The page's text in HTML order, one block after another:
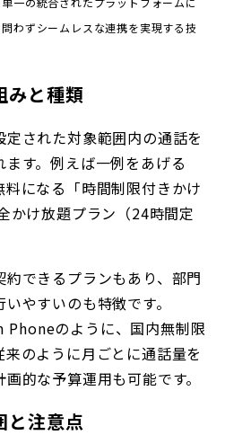
わずシームレスな連携を実現する技
みと種類
された対象範囲内の通話を
す。例えば一例をあげる
になる「時間制限付きかけ
かけ放題プラン（24時間定
できるプランもあり、部門
やすいのも特徴です。
Phoneのように、国内無制限
のように月ごとに通話量を
的な予算運用も可能です。
と注意点